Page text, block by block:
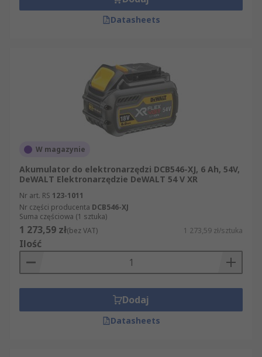
Datasheets
W magazynie
Akumulator do elektronarzędzi DCB546-XJ, 6 Ah, 54V,
DeWALT Elektronarzędzie DeWALT 54 V XR
Nr art. RS 123-1011
Nr części producenta DCB546-XJ
Suma częściowa (1 sztuka)
1 273,59 zł(bez VAT) 1 273,59 zł/sztuka
Ilość
Dodaj
Datasheets